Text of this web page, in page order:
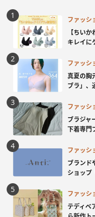
ファッシ
【ちい
キレイに
ファッシ
真夏の胸
ブラ」、
ファッシ
ブラジャ
下着専門
ファッシ
ブランド
ショップ
ファッシ
テディ